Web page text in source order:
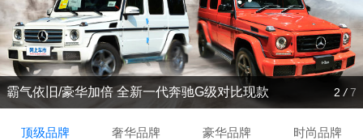
霸气依旧/豪华加倍 全新一代奔驰G级对比现款 2 / 7
顶级品牌 奢华品牌 豪华品牌 时尚品牌